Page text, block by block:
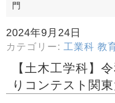
門
2024年9月24日
カテゴリー: 工業科 教
【土木工学科】
りコンテスト関